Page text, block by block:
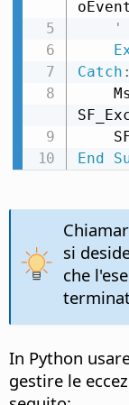
oEvent
'
Catch :
End
si
che
In Python
gestire le